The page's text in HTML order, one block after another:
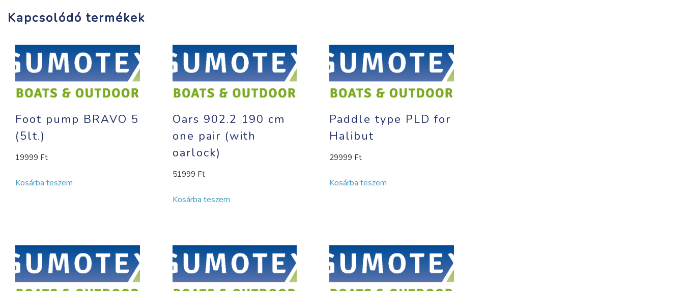
Kapcsolódó termékek
Foot pump BRAVO 5
(5lt.)
19999 Ft
Kosárba teszem
Oars 902.2 190 cm
one pair (with
oarlock)
51999 Ft
Kosárba teszem
Paddle type PLD for
Halibut
29999 Ft
Kosárba teszem